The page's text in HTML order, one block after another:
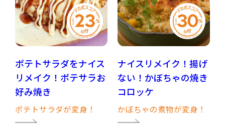
ポテトサラダをナイス
リメイク！ポテサラお
好み焼き
ポテトサラダが変身！
ナイスリメイク！揚げ
ない！かぼちゃの焼き
コロッケ
かぼちゃの煮物が変身！